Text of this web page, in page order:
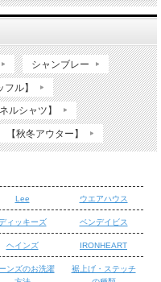
シャンブレー
フル】
ルシャツ】
【秋冬アウター】
Lee ウエアハウス
ィッキーズ ベンデイビス
ヘインズ IRONHEART
ンズのお洗濯
裾上げ・ステッチ